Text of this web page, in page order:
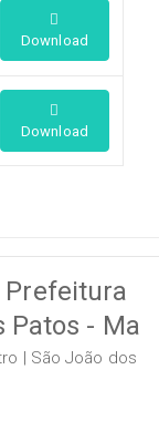
Download
Download
Prefeitura
Patos - Ma
| São João dos